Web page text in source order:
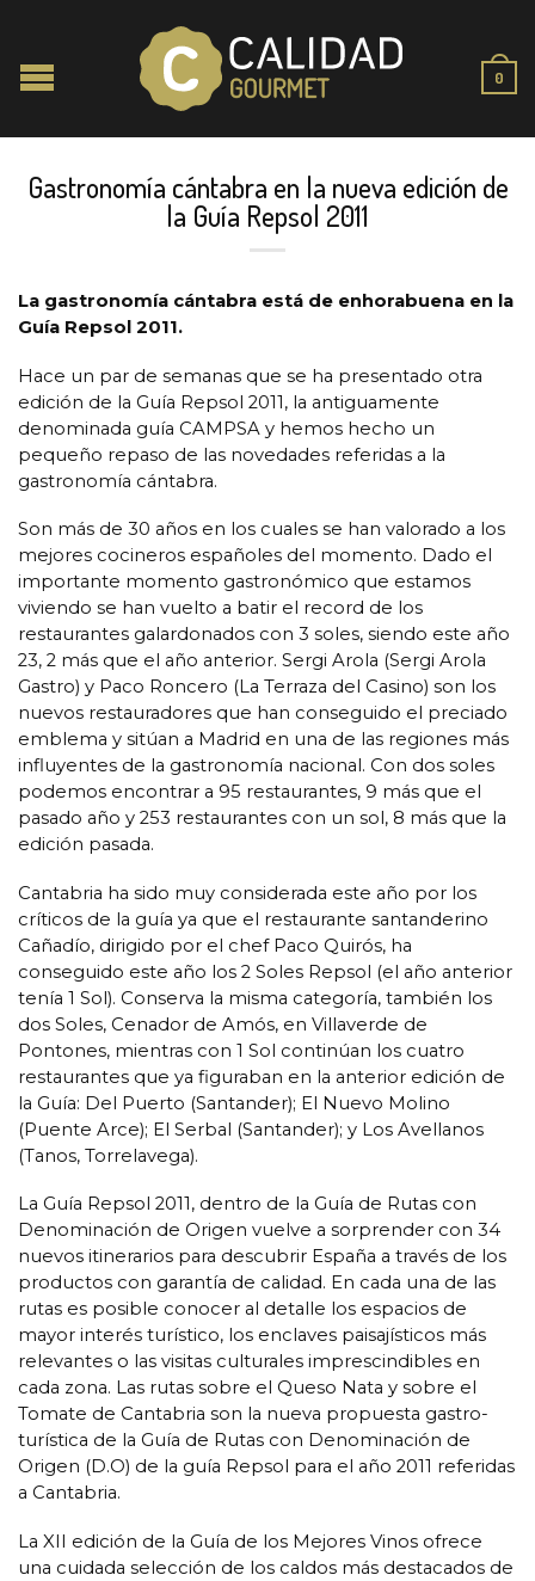
0
Gastronomía cántabra en la nueva edición de
la Guía Repsol 2011
La gastronomía cántabra está de enhorabuena en la
Guía Repsol 2011.
Hace un par de semanas que se ha presentado otra
edición de la Guía Repsol 2011, la antiguamente
denominada guía CAMPSA y hemos hecho un
pequeño repaso de las novedades referidas a la
gastronomía cántabra.
Son más de 30 años en los cuales se han valorado a los
mejores cocineros españoles del momento. Dado el
importante momento gastronómico que estamos
viviendo se han vuelto a batir el record de los
restaurantes galardonados con 3 soles, siendo este año
23, 2 más que el año anterior. Sergi Arola (Sergi Arola
Gastro) y Paco Roncero (La Terraza del Casino) son los
nuevos restauradores que han conseguido el preciado
emblema y sitúan a Madrid en una de las regiones más
influyentes de la gastronomía nacional. Con dos soles
podemos encontrar a 95 restaurantes, 9 más que el
pasado año y 253 restaurantes con un sol, 8 más que la
edición pasada.
Cantabria ha sido muy considerada este año por los
críticos de la guía ya que el restaurante santanderino
Cañadío, dirigido por el chef Paco Quirós, ha
conseguido este año los 2 Soles Repsol (el año anterior
tenía 1 Sol). Conserva la misma categoría, también los
dos Soles, Cenador de Amós, en Villaverde de
Pontones, mientras con 1 Sol continúan los cuatro
restaurantes que ya figuraban en la anterior edición de
la Guía: Del Puerto (Santander); El Nuevo Molino
(Puente Arce); El Serbal (Santander); y Los Avellanos
(Tanos, Torrelavega).
La Guía Repsol 2011, dentro de la Guía de Rutas con
Denominación de Origen vuelve a sorprender con 34
nuevos itinerarios para descubrir España a través de los
productos con garantía de calidad. En cada una de las
rutas es posible conocer al detalle los espacios de
mayor interés turístico, los enclaves paisajísticos más
relevantes o las visitas culturales imprescindibles en
cada zona. Las rutas sobre el Queso Nata y sobre el
Tomate de Cantabria son la nueva propuesta gastro-
turística de la Guía de Rutas con Denominación de
Origen (D.O) de la guía Repsol para el año 2011 referidas
a Cantabria.
La XII edición de la Guía de los Mejores Vinos ofrece
una cuidada selección de los caldos más destacados de